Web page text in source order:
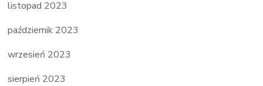
listopad 2023
październik 2023
wrzesień 2023
sierpień 2023